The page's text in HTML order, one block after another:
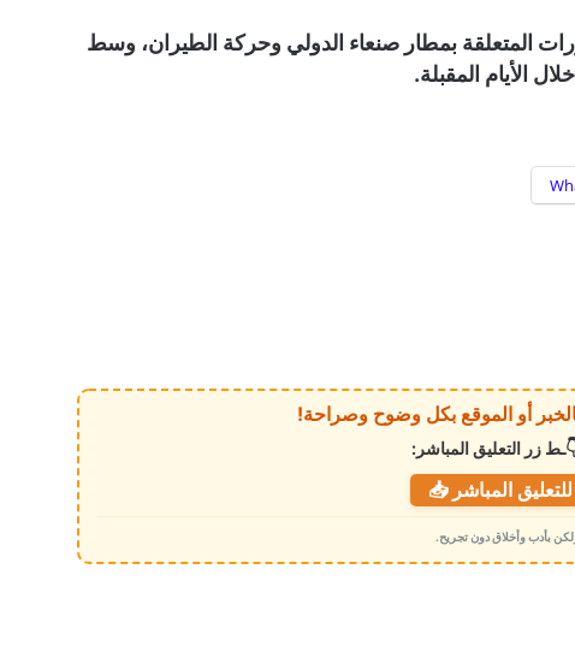
المتعلقة بمطار صنعاء الدولي وحركة الطيران، وسط
الأيام المقبلة.
زر التعليق المباشر:
المباشر 📥
بأدب وأخلاق دون تجريح.
تأهب حكومي لحماية الاتصالات .. توجيهات